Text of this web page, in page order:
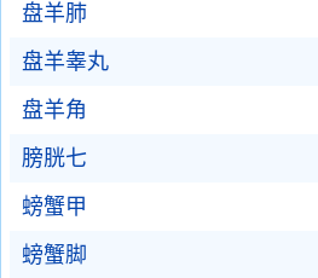
盘羊肺
盘羊睾丸
盘羊角
膀胱七
螃蟹甲
螃蟹脚